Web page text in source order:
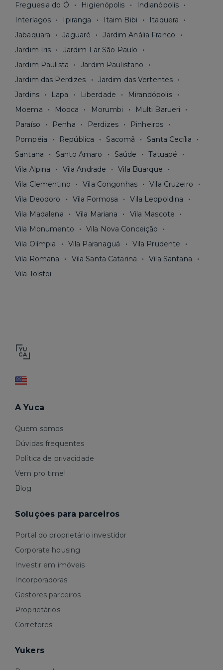
Freguesia do Ó
Higienópolis
Indianópolis
Interlagos
Ipiranga Itaim Bibi
Itaquera
Jabaquara
Jaguaré
Jardim Anália Franco
Jardim Iris
Jardim Lar São Paulo
Jardim Paulista
Jardim Paulistano
Jardim das Perdizes
Jardim das Vertentes
Jardins
Lapa Liberdade
Mirandópolis
Moema
Mooca Morumbi
Multi Barueri
Paraíso
Penha Perdizes
Pinheiros
Pompéia
República Sacomã
Santa Cecília
Santana
Santo Amaro Saúde
Tatuapé
Vila Alpina
Vila Andrade
Vila Buarque
Vila Clementino
Vila Congonhas
Vila Cruzeiro
Vila Deodoro
Vila Formosa
Vila Leopoldina
Vila Madalena
Vila Mariana
Vila Mascote
Vila Monumento
Vila Nova Conceição
Vila Olímpia
Vila Paranaguá
Vila Prudente
Vila Romana
Vila Santa Catarina
Vila Santana
Vila Tolstoi
A Yuca
Quem somos
Dúvidas frequentes
Política de privacidade
Vem pro time!
Blog
Soluções para parceiros
Portal do proprietário investidor
Corporate housing
Investir em imóveis
Incorporadoras
Gestores parceiros
Proprietários
Corretores
Yukers